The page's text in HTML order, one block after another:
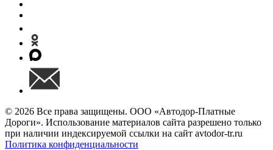
© 2026 Все права защищены. ООО «Автодор-Платные
Дороги». Использование материалов сайта разрешено только
при наличии индексируемой ссылки на сайт avtodor-tr.ru
Политика конфиденциальности